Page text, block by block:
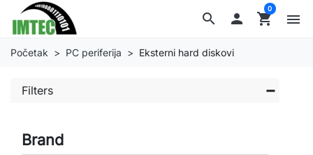
search  shopping_cart
0
menu
Početak PC periferija Eksterni hard diskovi
Filters
Brand